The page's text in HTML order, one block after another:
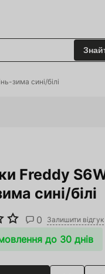
зима сині/білі
Freddy
сині/білі
0 Залишити відгук
до 30 днів